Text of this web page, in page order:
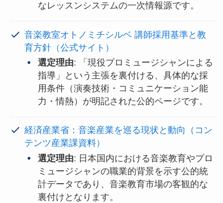
なレッスンシステムの一次情報源です。
音楽教室オトノミチシルベ 講師採用基準と教
育方針（公式サイト）
選定理由: 「現役プロミュージシャンによる
指導」という主張を裏付ける、具体的な採
用条件（演奏技術・コミュニケーション能
力・情熱）が明記された公的ページです。
経済産業省：音楽産業を巡る現状と動向（コン
テンツ産業課資料）
選定理由: 日本国内における音楽教育やプロ
ミュージシャンの職業的背景を示す公的統
計データであり、音楽教育市場の客観的な
裏付けとなります。